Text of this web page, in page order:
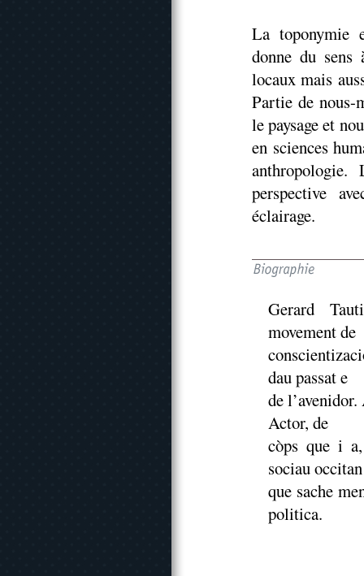
La toponymie
donne du
locaux mais
Partie de nous-
le paysage et
en sciences
anthropologie.
perspective
éclairage.
Gerard
movement de
dau passat e
de
Actor, de
còps que i
sociau occitan
que sache
politica.